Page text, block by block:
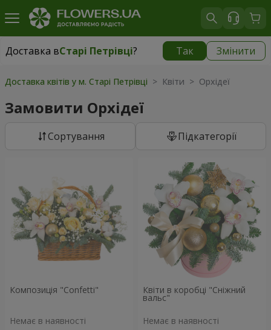
Доставка вСтарі Петрівці? Так Змінити
Доставка вСтарі Петрівці|безкоштовно
Доставка квітів у м. Старі Петрівці > Квіти > Орхідеї
Замовити Орхідеї
Сортування Підкатегорії
Композиція "Confetti"
Немає в наявності
Квіти в коробці "Сніжний
вальс"
Немає в наявності